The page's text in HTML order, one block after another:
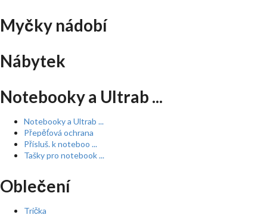
Myčky nádobí
Nábytek
Notebooky a Ultrab ...
Notebooky a Ultrab ...
Přepěťová ochrana
Přísluš. k noteboo ...
Tašky pro notebook ...
Oblečení
Trička